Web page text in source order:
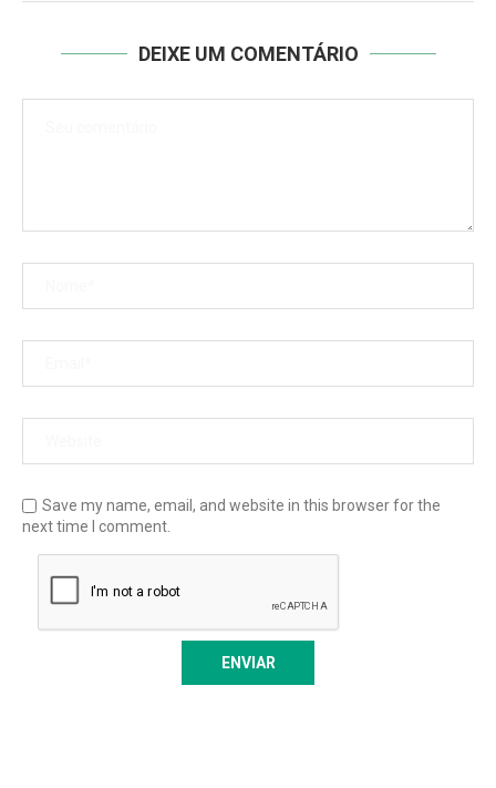
DEIXE UM COMENTÁRIO
Save my name, email, and website in this browser for the
next time I comment.